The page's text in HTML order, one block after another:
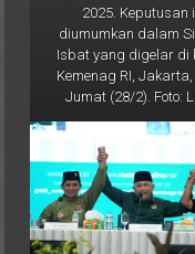
diumumkan dalam
Isbat yang digelar di
Kemenag RI,
Jumat (28/2). Foto: